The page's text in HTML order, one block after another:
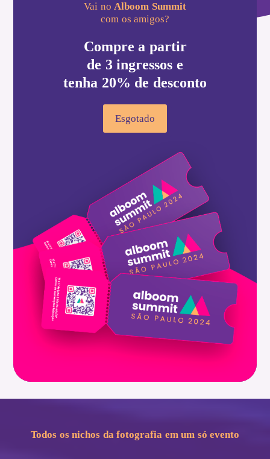
Vai noAlboom Summit
com os amigos?
Compre a partir
de 3 ingressos e
tenha 20% de desconto
Esgotado
Todos os nichos da fotografia em um só evento